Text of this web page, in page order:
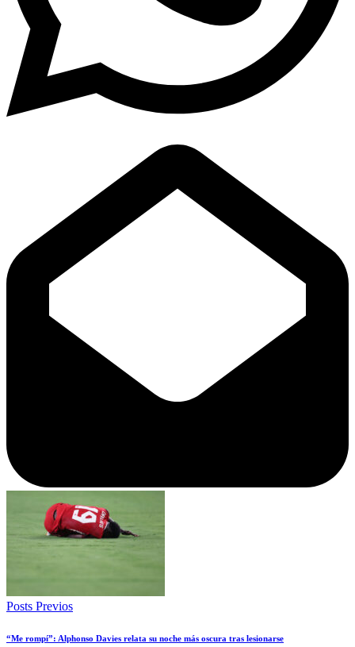
Posts Previos
“Me rompí”: Alphonso Davies relata su noche más oscura tras lesionarse